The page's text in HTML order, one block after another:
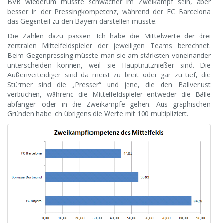
besser in der Pressingkompetenz, während der FC Barcelona
das Gegenteil zu den Bayern darstellen müsste.
Die Zahlen dazu passen. Ich habe die Mittelwerte der drei
zentralen Mittelfeldspieler der jeweiligen Teams berechnet.
Beim Gegenpressing müsste man sie am stärksten voneinander
unterscheiden können, weil sie Hauptnutznießer sind. Die
Außenverteidiger sind da meist zu breit oder gar zu tief, die
Stürmer sind die „Presser“ und jene, die den Ballverlust
verbuchen, während die Mittelfeldspieler entweder die Bälle
abfangen oder in die Zweikämpfe gehen. Aus graphischen
Gründen habe ich übrigens die Werte mit 100 multipliziert.